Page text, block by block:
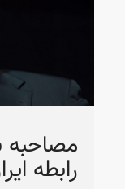
مصاحبه
رابطه